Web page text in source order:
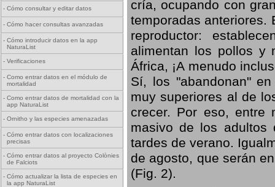
- Cómo consultar y editar datos
- Cómo hacer consultas avanzadas
- Cómo introducir datos en la app
NaturaList
- Verificaciones
- Como entrar datos en el módulo de
mortalidad
- Como entrar datos de mortalidad con la
app NaturaList
- Ornitho y las especies amenazadas
- Cómo entrar datos con localizaciones
precisas
- Cómo entrar datos al proyecto Colònies
de Falciots
- Cómo actualizar la lista de especies en
la app NaturaList
cría, ocupando con
temporadas anteriores.
reproductor:
alimentan los pollos y
África, ¡A menudo
Sí, los "abandonan"
muy superiores al de
crecer. Por eso, entre
masivo de los adultos
tardes de verano.
de agosto, que serán
(Fig. 2).